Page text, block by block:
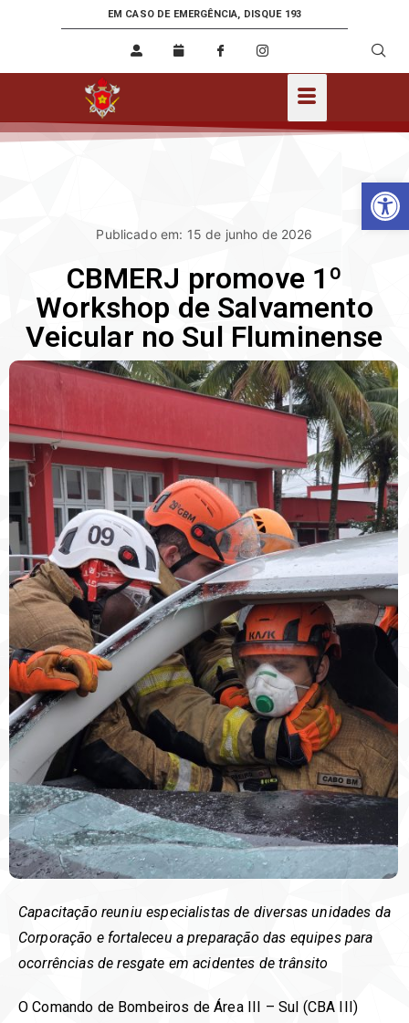
EM CASO DE EMERGÊNCIA, DISQUE 193
Publicado em: 15 de junho de 2026
CBMERJ promove 1º
Workshop de Salvamento
Veicular no Sul Fluminense
Capacitação reuniu especialistas de diversas unidades da
Corporação e fortaleceu a preparação das equipes para
ocorrências de resgate em acidentes de trânsito
O Comando de Bombeiros de Área III – Sul (CBA III)